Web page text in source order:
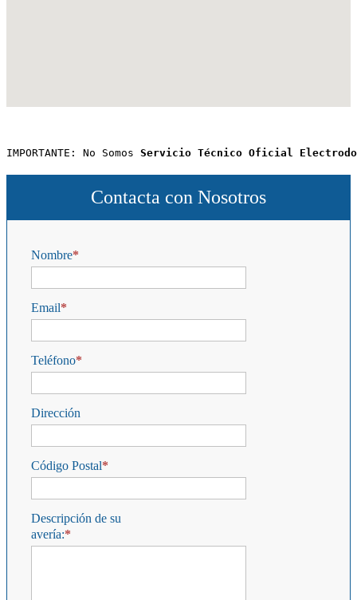
IMPORTANTE: No Somos Servicio Técnico Oficial
Contacta con Nosotros
Nombre
Email
Teléfono
Dirección
Código Postal
Descripción de su
avería: